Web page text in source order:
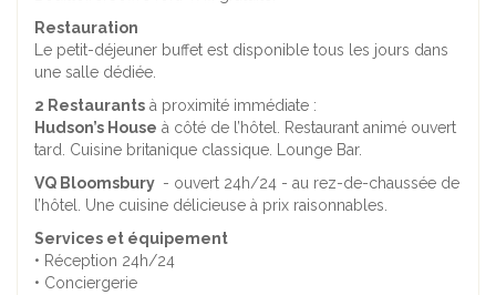
Restauration
Le petit-déjeuner buffet est disponible tous les jours dans
une salle dédiée.
2 Restaurants à proximité immédiate :
Hudson’s House à côté de l’hôtel. Restaurant animé ouvert
tard. Cuisine britanique classique. Lounge Bar.
VQ Bloomsbury - ouvert 24h/24 - au rez-de-chaussée de
l’hôtel. Une cuisine délicieuse à prix raisonnables.
Services et équipement
• Réception 24h/24
• Conciergerie